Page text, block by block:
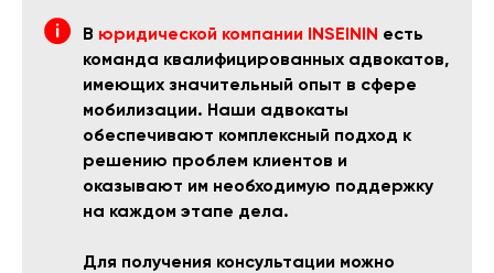
В юридической компании INSEININ есть
команда квалифицированных адвокатов,
имеющих значительный опыт в сфере
мобилизации. Наши адвокаты
обеспечивают комплексный подход к
решению проблем клиентов и
оказывают им необходимую поддержку
на каждом этапе дела.
Для получения консультации можно